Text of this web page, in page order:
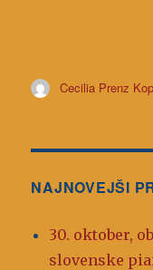
Avtor
Cecilia Prenz
NAJNOVEJŠI
30. oktober,
slovenske